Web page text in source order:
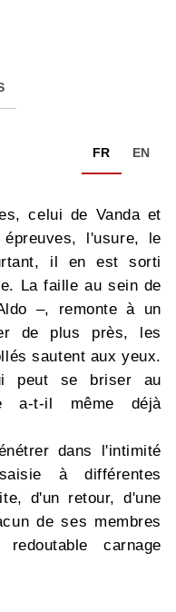
FR EN
celui de Vanda et
l'usure, le
il en est sorti
La faille au sein de
–, remonte à un
de plus près, les
sautent aux yeux.
peut se briser au
a-t-il même déjà
dans l'intimité
à différentes
d'un retour, d'une
de ses membres
carnage